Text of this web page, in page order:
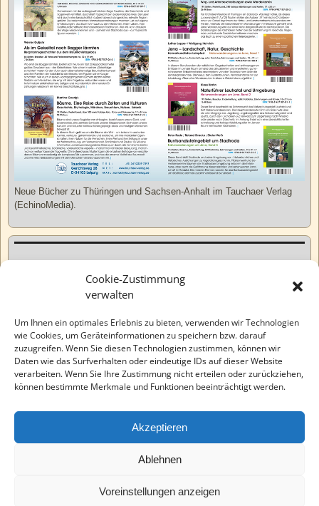
Cookie-Zustimmung
verwalten
Um Ihnen ein optimales Erlebnis zu bieten, verwenden wir Technologien
wie Cookies, um Geräteinformationen zu speichern bzw. darauf
zuzugreifen. Wenn Sie diesen Technologien zustimmen, können wir
Daten wie das Surfverhalten oder eindeutige IDs auf dieser Website
verarbeiten. Wenn Sie Ihre Zustimmung nicht erteilen oder zurückziehen,
können bestimmte Merkmale und Funktionen beeinträchtigt werden.
Akzeptieren
Ablehnen
Voreinstellungen anzeigen
Neue Bücher zu Thüringen und Sachsen-Anhalt im Tauchaer Verlag
(EchinoMedia).
Varia